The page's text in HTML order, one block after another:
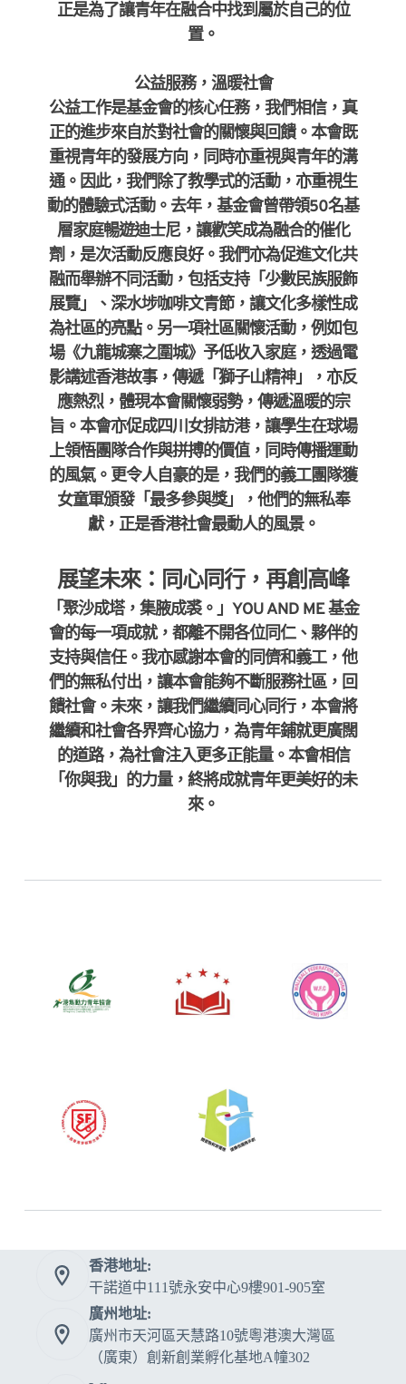
正是為了讓青年在融合中找到屬於自己的位
置。
公益服務，溫暖社會
公益工作是基金會的核心任務，我們相信，真
正的進步來自於對社會的關懷與回饋。本會既
重視青年的發展方向，同時亦重視與青年的溝
通。因此，我們除了教學式的活動，亦重視生
動的體驗式活動。去年，基金會曾帶領50名基
層家庭暢遊迪士尼，讓歡笑成為融合的催化
劑，是次活動反應良好。我們亦為促進文化共
融而舉辦不同活動， 包括支持「少數民族服飾
展覽」、深水埗咖啡文青節，讓文化多樣性成
為社區的亮點。另一項社區關懷活動，例如包
場《九龍城寨之圍城》予低收入家庭，透過電
影講述香港故事，傳遞「獅子山精神」，亦反
應熱烈，體現本會關懷弱勢，傳遞溫暖的宗
旨。本會亦促成四川女排訪港，讓學生在球場
上領悟團隊合作與拼搏的價值，同時傳播運動
的風氣。更令人自豪的是，我們的義工團隊獲
女童軍頒發「最多參與獎」，他們的無私奉
獻，正是香港社會最動人的風景。
展望未來：同心同行，再創高峰
「聚沙成塔，集腋成裘。」YOU AND ME 基金
會的每一項成就，都離不開各位同仁、夥伴的
支持與信任。我亦感謝本會的同儕和義工，他
們的無私付出，讓本會能夠不斷服務社區，回
饋社會。未來，讓我們繼續同心同行，本會將
繼續和社會各界齊心協力，為青年鋪就更廣闊
的道路，為社會注入更多正能量。本會相信
「你與我」的力量，終將成就青年更美好的未
來。
香港地址:
干諾道中111號永安中心9樓901-905室
廣州地址:
廣州市天河區天慧路10號粵港澳大灣區
（廣東）創新創業孵化基地A幢302